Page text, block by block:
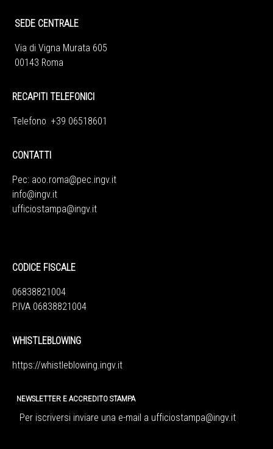
SEDE CENTRALE
Via di Vigna Murata 605
00143 Roma
RECAPITI TELEFONICI
Telefono +39 06518601
CONTATTI
Pec: aoo.roma@pec.ingv.it
info@ingv.it
ufficiostampa@ingv.it
CODICE FISCALE
06838821004
P.IVA 06838821004
WHISTLEBLOWING
https://whistleblowing.ingv.it
NEWSLETTER E ACCREDITO STAMPA
Per iscriversi inviare una e-mail a ufficiostampa@ingv.it